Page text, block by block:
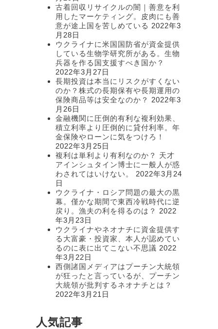
古着回収リサイクルの闇｜善意を利
用したマーケティング。皮肉にも善
意が途上国を苦しめている 2022年3
月28日
ウクライナに米国国防省が資金提供
している生物学研究所がある。生物
兵器を作る国支援すべき国か？
2022年3月27日
長期投資は本当にリスクがすくない
のか？株式の長期保有や長期運用の
保険商品等は安全なのか？
2022年3
月26日
金融機関に圧倒的有利な複利効果、
積立利率より圧倒的に貸付利率。年
金保険やローンに気をつけろ！
2022年3月25日
複利は単利より有利なのか？ 天才
アインシュタイン博士に一般人が惑
わされてはいけない。
2022年3月24
日
ウクライナ・ロシア問題の最大の黒
幕。僅かな期間で東西冷戦時代に逆
戻り。漁夫の利を得るのは？
2022
年3月23日
ウクライナやネオナチに資金提供す
る大富豪・投資家、本人が認めてい
るのに表に出てこない不思議 2022
年3月22日
西側諸国メディアはプーチン大統領
が狂ったと言っているが、プーチン
大統領が批判するネオナチとは？
2022年3月21日
人気記事